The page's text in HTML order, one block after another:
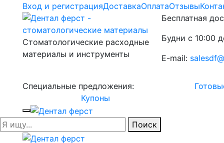
Вход и регистрацияДоставкаОплатаОтзывы
Стоматологические расходные
материалы и инструменты
Бесплатная
Будни с 10:00
E-mail:
Специальные предложения:
Купоны
Поиск